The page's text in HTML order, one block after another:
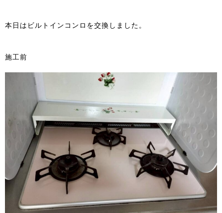
本日はビルトインコンロを交換しました。
施工前